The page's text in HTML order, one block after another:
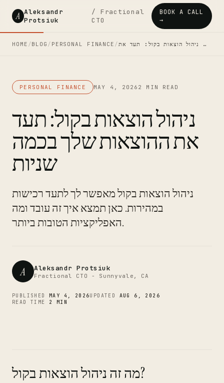
A Aleksandr
Protsiuk
/ Fractional
CTO
BOOK A CALL
→
HOME /BLOG / PERSONAL FINANCE / ניהול הוצאות בקול: תעד את …
PERSONAL FINANCE MAY 4, 2026 2 MIN READ
ניהול הוצאות בקול: תעד
את ההוצאות שלך בכמה
שניות
ניהול הוצאות בקול מאפשר לך לתעד רכישות
במהירות. כאן תמצא איך זה עובד ומה
האפליקציות הטובות ביותר.
A Aleksandr Protsiuk
Fractional CTO - Sunnyvale, CA
PUBLISHED MAY 4, 2026UPDATED AUG 6, 2026
READ TIME 2 MIN
מה זה ניהול הוצאות בקול?